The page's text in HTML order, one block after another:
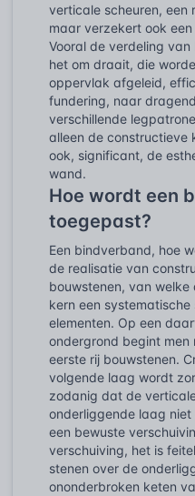
verticale scheuren, een
maar verzekert ook
Vooral de verdeling
het om draait, die
oppervlak afgeleid,
fundering, naar
verschillende
alleen de constructieve
ook, significant, de
wand.
Hoe wordt een
toegepast?
Een bindverband, hoe
de realisatie van
bouwstenen, van
kern een
elementen. Op een
ondergrond begint
eerste rij bouwstenen.
volgende laag wordt
zodanig dat de
onderliggende laag
een bewuste
verschuiving, het is
stenen over de
ononderbroken keten